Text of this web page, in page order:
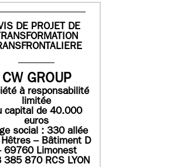
DE PROJET DE
CW GROUP
à responsabilité
limitée
capital de 40.000
euros
social : 330 allée
– Bâtiment D
69760 Limonest
385 870 RCS LYON